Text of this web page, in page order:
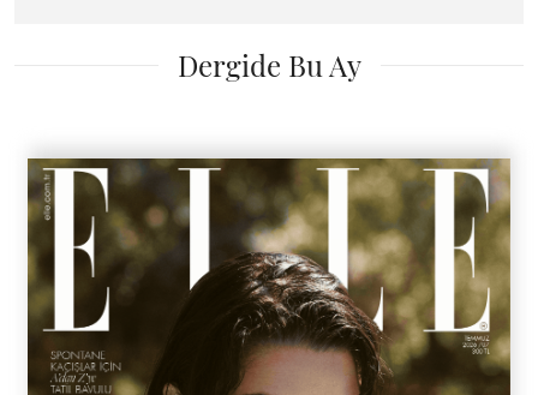
Dergide Bu Ay